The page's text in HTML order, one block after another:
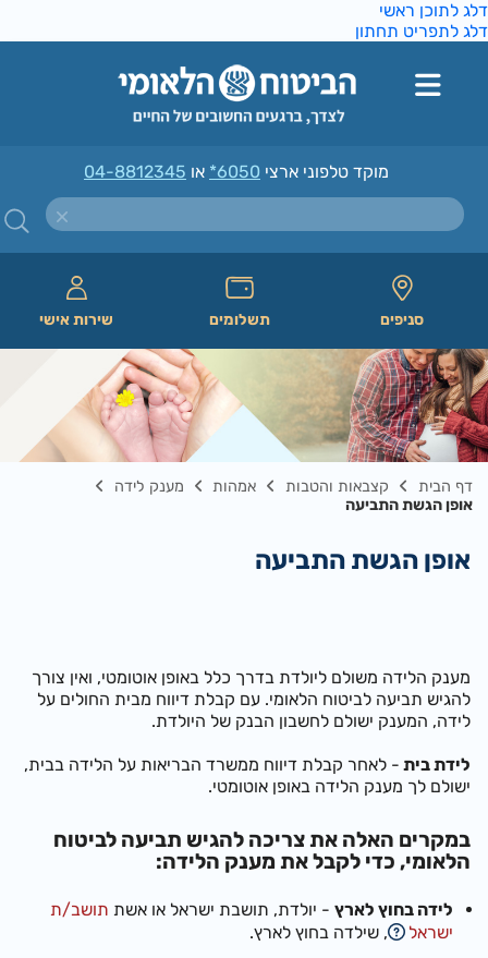
לתוכן ראשי
לתפריט תחתון
מוקד טלפוני ארצי*6050או04-8812345
סניפים תשלומים שירות אישי
דף הבית קצבאות והטבות אמהות
מענק לידה
אופן הגשת התביעה
אופן הגשת התביעה
מענק הלידה משולם ליולדת בדרך כלל באופן אוטומטי, ואין צורך
להגיש תביעה לביטוח הלאומי. עם קבלת דיווח מבית החולים על
לידה, המענק ישולם לחשבון הבנק של היולדת.
לידת בית- לאחר קבלת דיווח ממשרד הבריאות על הלידה בבית,
ישולם לך מענק הלידה באופן אוטומטי.
במקרים האלה את צריכה להגיש תביעה לביטוח
הלאומי, כדי לקבל את מענק הלידה:
לידה בחוץ לארץ- יולדת, תושבת ישראל או אשתתושב/ת
ישראל
, שילדה בחוץ לארץ.